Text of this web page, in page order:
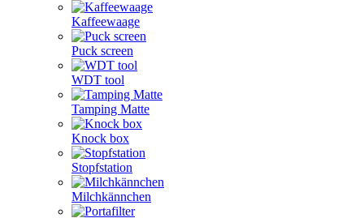
Kaffeewaage
Puck screen
WDT tool
Tamping Matte
Knock box
Stopfstation
Milchkännchen